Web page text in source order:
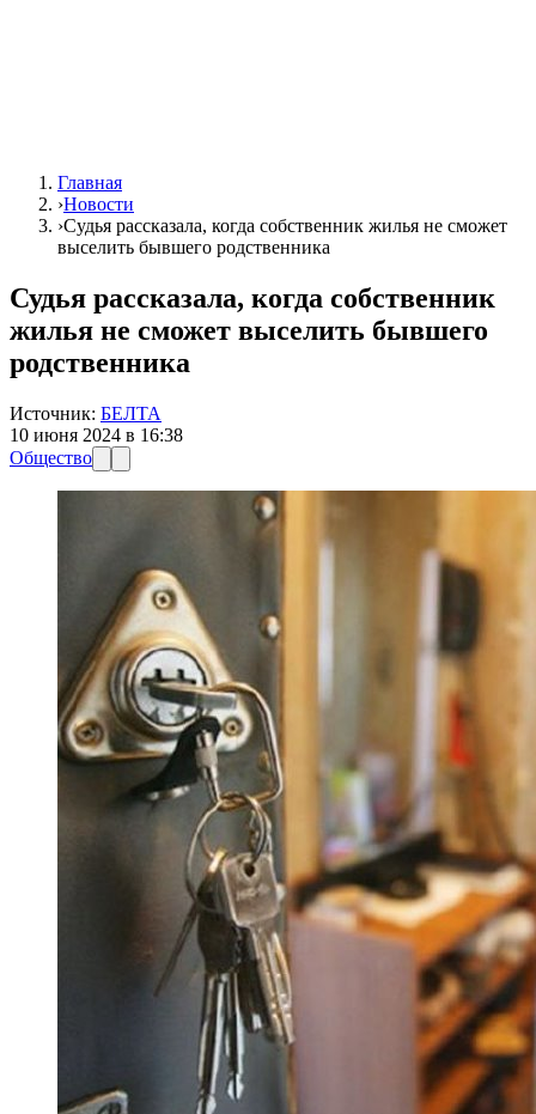
Главная
›Новости
›Судья рассказала, когда собственник жилья не сможет
выселить бывшего родственника
Судья рассказала, когда собственник
жилья не сможет выселить бывшего
родственника
Источник: БЕЛТА
10 июня 2024 в 16:38
Общество